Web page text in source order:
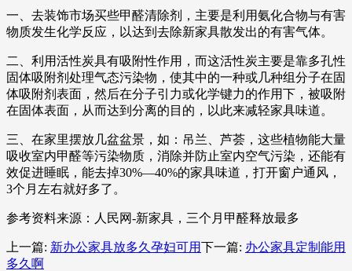
一、去装饰市场买些甲醛清除剂，主要是利用氨化合物与有害
物质发生化学反应，以达到去除新家具散发出的有害气体。
二、利用活性炭具有吸附性作用，而这活性炭主要是靠多孔性
固体吸附剂处理气态污染物，使其中的一种或几种组分子在固
体吸附剂表面，然后在分子引力或化学键力的作用下，被吸附
在固体表面，从而达到分离的目的，以此来减轻家具味道。
三、在家里摆放几盆盆景，如：吊兰、芦荟，这些植物能大量
吸收室内甲醛等污染物质，消除并防止室内空气污染，还能有
效促进睡眠，能去掉30%—40%的家具味道，打开窗户通风，
3个月左右就好多了。
参考资料来源：人民网-新家具，三个月甲醛释放最多
上一篇: 新办公家具放多久孕妇可用下一篇: 办公家具定制能用
多久啊